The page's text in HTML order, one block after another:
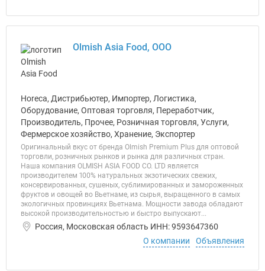
Olmish Asia Food, ООО
Horeca, Дистрибьютер, Импортер, Логистика,
Оборудование, Оптовая торговля, Переработчик,
Производитель, Прочее, Розничная торговля, Услуги,
Фермерское хозяйство, Хранение, Экспортер
Оригинальный вкус от бренда Olmish Premium Plus для оптовой
торговли, розничных рынков и рынка для различных стран.
Наша компания OLMISH ASIA FOOD CO. LTD является
производителем 100% натуральных экзотических свежих,
консервированных, сушеных, сублимированных и замороженных
фруктов и овощей во Вьетнаме, из сырья, выращенного в самых
экологичных провинциях Вьетнама. Мощности завода обладают
высокой производительностью и быстро выпускают...
Россия, Московская область ИНН: 9593647360
О компании
Объявления